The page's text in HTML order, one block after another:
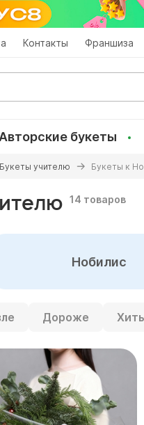
Контакты Франшиза
Авторские букеты
Букеты учителю Букеты к
14 товаров
Нобилис
Дороже